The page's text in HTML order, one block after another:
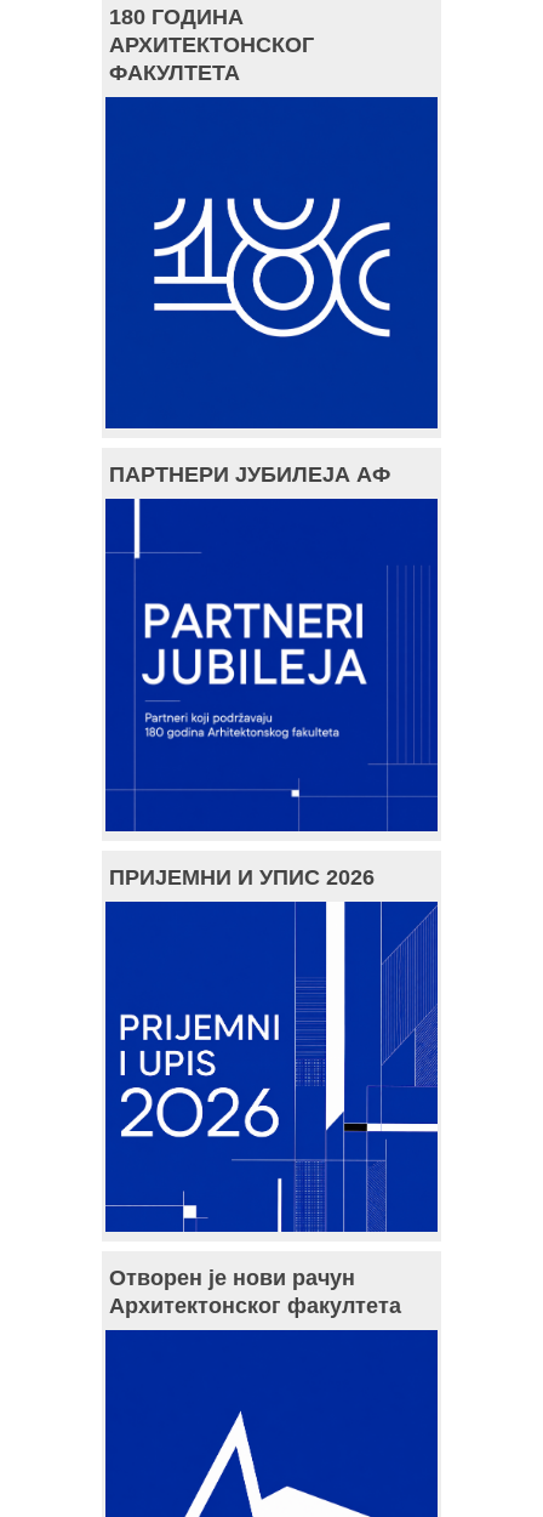
180 ГОДИНА
АРХИТЕКТОНСКОГ
ФАКУЛТЕТА
ПАРТНЕРИ ЈУБИЛЕЈА АФ
ПРИЈЕМНИ И УПИС 2026
Отворен је нови рачун
Архитектонског факултета